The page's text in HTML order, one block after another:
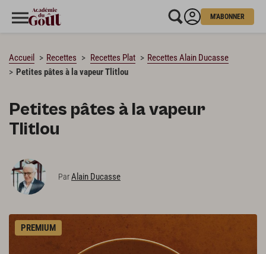
M'ABONNER
Accueil Recettes Recettes Plat
Recettes Alain Ducasse
Petites pâtes à la vapeur Tlitlou
Petites pâtes à la vapeur
Tlitlou
ParAlain Ducasse
PREMIUM
CHARGEMENT…